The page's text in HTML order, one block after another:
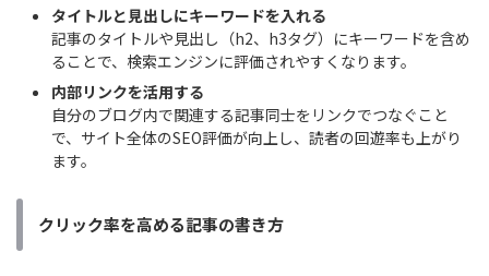
タイトルと見出しにキーワードを入れる
記事のタイトルや見出し（h2、h3タグ）にキーワードを含め
ることで、検索エンジンに評価されやすくなります。
内部リンクを活用する
自分のブログ内で関連する記事同士をリンクでつなぐこと
で、サイト全体のSEO評価が向上し、読者の回遊率も上がり
ます。
クリック率を高める記事の書き方